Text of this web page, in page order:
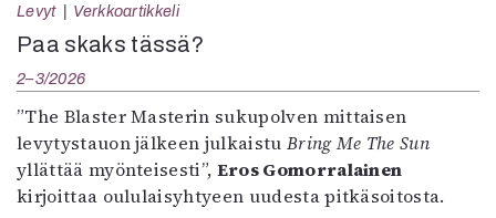
Levyt Verkkoartikkeli
Paa skaks tässä?
2–3/2026
”The Blaster Masterin sukupolven mittaisen
levytystauon jälkeen julkaistu Bring Me The Sun
yllättää myönteisesti”, Eros Gomorralainen
kirjoittaa oululaisyhtyeen uudesta pitkäsoitosta.